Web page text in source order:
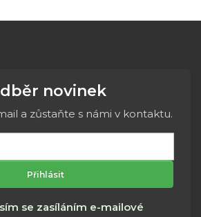
novinek
a zůstaňte s námi v kontaktu.
mailová
adresa
Přihlásit
se zasíláním e-mailové